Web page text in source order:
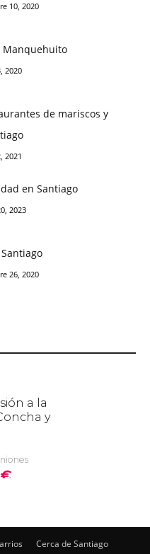
10, 2020
Manquehuito
2020
de mariscos y
2021
en Santiago
2023
26, 2020
Cerca de Santiago